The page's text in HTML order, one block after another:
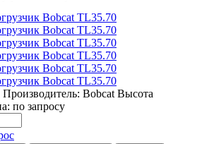
Производитель: Bobcat Высота
по запросу